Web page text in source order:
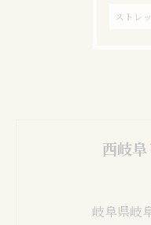
ストレ
西岐
岐阜県岐